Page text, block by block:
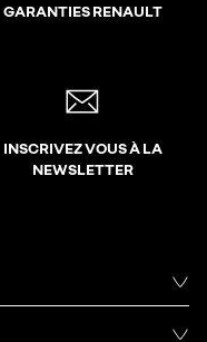
GARANTIES RENAULT
INSCRIVEZ VOUS À LA
NEWSLETTER